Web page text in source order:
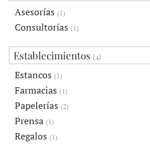
Asesorías (1)
Consultorías (1)
Establecimientos (4)
Estancos (1)
Farmacias (1)
Papelerías (2)
Prensa (1)
Regalos (1)